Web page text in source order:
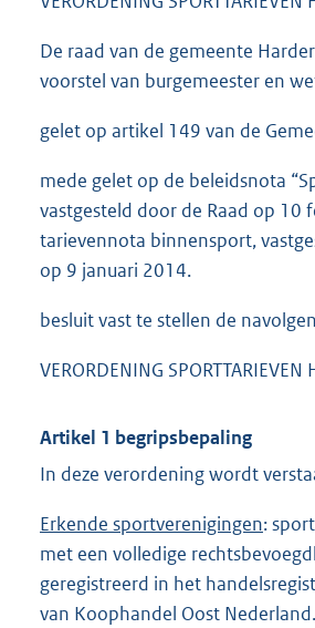
De raad van de gemeente
voorstel van burgemeester en
gelet op artikel 149 van de
mede gelet op de beleidsnota
vastgesteld door de Raad op 10
tarievennota binnensport,
op 9 januari 2014.
besluit vast te stellen de
VERORDENING
Artikel 1 begripsbepaling
In deze verordening wordt
Erkende sportverenigingen:
met een volledige
geregistreerd in het
van Koophandel Oost Nederland.